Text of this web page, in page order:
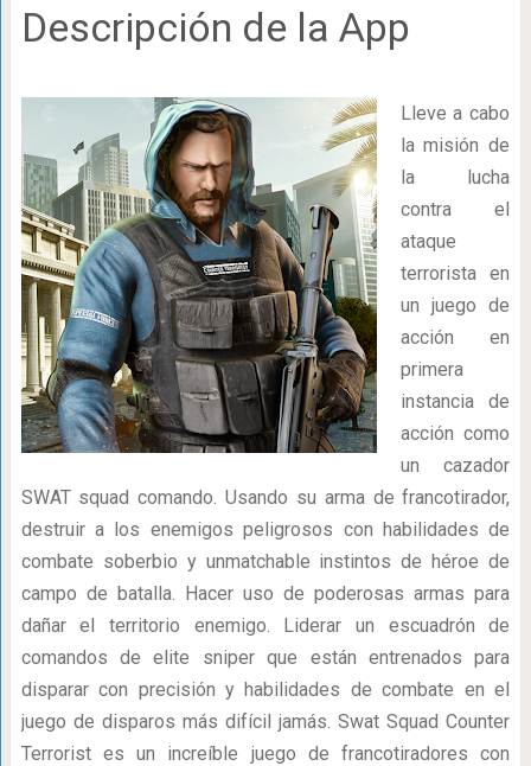
Descripción de la App
Lleve a cabo
la misión de
la lucha
contra el
ataque
terrorista en
un juego de
acción en
primera
instancia de
acción como
un cazador
SWAT squad comando. Usando su arma de francotirador,
destruir a los enemigos peligrosos con habilidades de
combate soberbio y unmatchable instintos de héroe de
campo de batalla. Hacer uso de poderosas armas para
dañar el territorio enemigo. Liderar un escuadrón de
comandos de elite sniper que están entrenados para
disparar con precisión y habilidades de combate en el
juego de disparos más difícil jamás. Swat Squad Counter
Terrorist es un increíble juego de francotiradores con